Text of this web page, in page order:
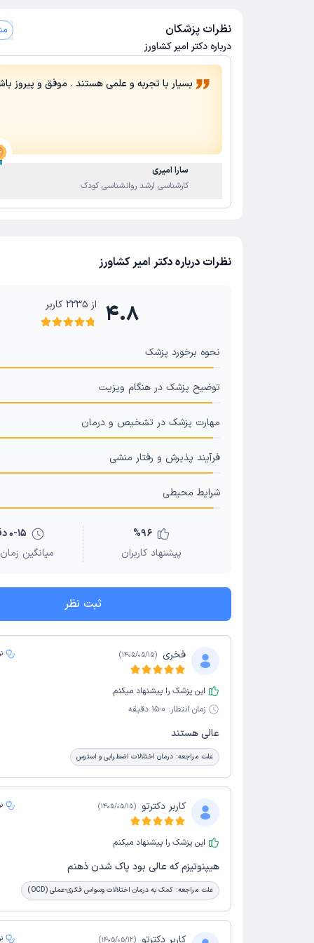
مشاوره
روانکاوی
بیش فعالی ADHD
روانشناسی بالینی
نظرات پزشکان
درباره دکتر امیر کشاورز
بسیار با تجربه و علمی هستند . موفق و پیروز
سارا امیری
کارشناسی ارشد روانشناسی کودک
نظرات درباره دکتر امیر کشاورز
4.8 از 2235کاربر
نحوه برخورد پزشک
توضیح پزشک در هنگام ویزیت
مهارت پزشک در تشخیص و درمان
فرآیند پذیرش و رفتار منشی
شرایط محیطی
%96
پیشنهاد کاربران
0-15 دقیقه
میانگین زمان
ثبت نظر
فخری (
1405/05/15
)
این پزشک را پیشنهاد میکنم
زمان انتظار: 0-15 دقیقه
عالی هستند
علت مراجعه: درمان اختلالات اضطرابی و استرس
کاربر دکترتو (
1405/05/15
)
این پزشک را پیشنهاد میکنم
هیپنوتیزم که عالی بود پاک شدن ذهنم
علت مراجعه: کمک به درمان اختلالات وسواس فکری-عملی (OCD)
کاربر دکترتو (
1405/05/12
)